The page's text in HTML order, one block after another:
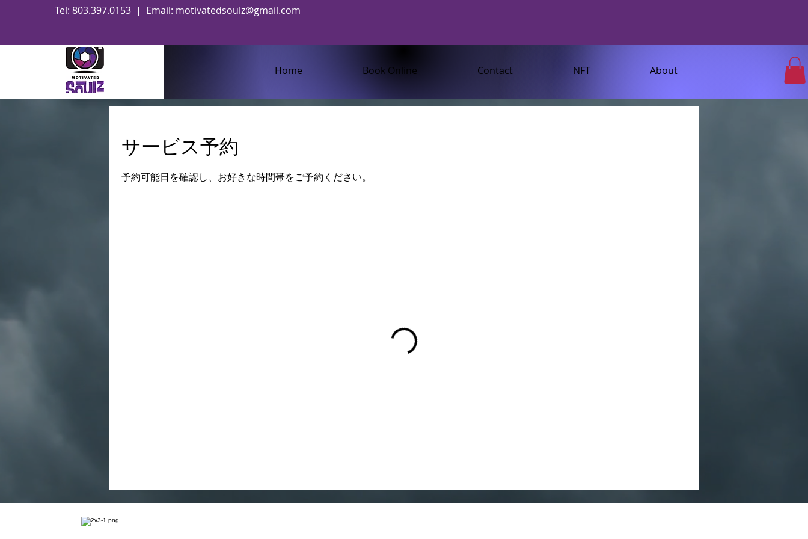
Tel: 803.397.0153 | Email: motivatedsoulz@gmail.com
Home Book Online Contact NFT About
サービス予約
予約可能日を確認し、お好きな時間帯をご予約ください。